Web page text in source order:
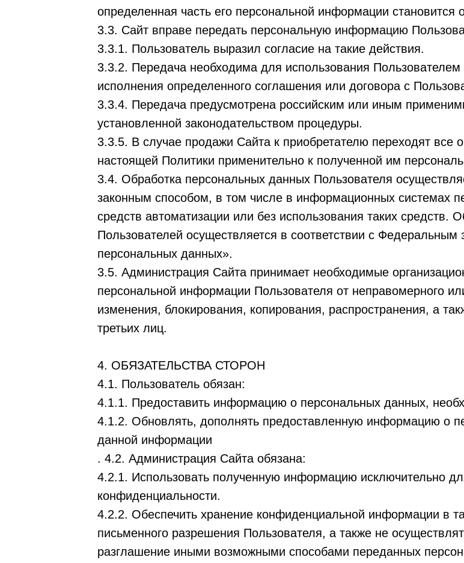
определенная часть его персональной информации становится
3.3. Сайт вправе передать персональную информацию
3.3.1. Пользователь выразил согласие на такие действия.
3.3.2. Передача необходима для использования
исполнения определенного соглашения или договора с
3.3.4. Передача предусмотрена российским или иным
установленной законодательством процедуры.
3.3.5. В случае продажи Сайта к приобретателю переходят все
настоящей Политики применительно к полученной им
3.4. Обработка персональных данных Пользователя
законным способом, в том числе в информационных системах
средств автоматизации или без использования таких средств.
Пользователей осуществляется в соответствии с
персональных данных».
3.5. Администрация Сайта принимает необходимые
персональной информации Пользователя от неправомерного
изменения, блокирования, копирования, распространения, а
третьих лиц.
4. ОБЯЗАТЕЛЬСТВА СТОРОН
4.1. Пользователь обязан:
4.1.1. Предоставить информацию о персональных данных,
4.1.2. Обновлять, дополнять предоставленную информацию о
данной информации
. 4.2. Администрация Сайта обязана:
4.2.1. Использовать полученную информацию исключительно
конфиденциальности.
4.2.2. Обеспечить хранение конфиденциальной информации в
письменного разрешения Пользователя, а также не
разглашение иными возможными способами переданных